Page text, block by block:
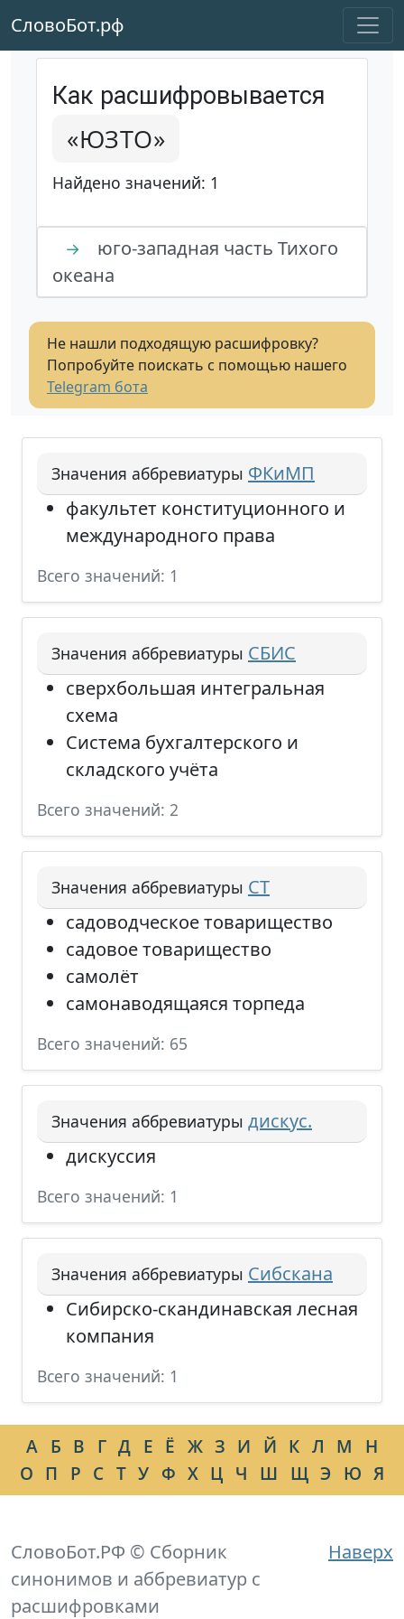
СловоБот.рф
Как расшифровывается
«ЮЗТО»
Найдено значений: 1
→
юго-западная часть Тихого
океана
Не нашли подходящую расшифровку?
Попробуйте поискать с помощью нашего
Telegram бота
Значения аббревиатуры ФКиМП
факультет конституционного и
международного права
Всего значений: 1
Значения аббревиатуры СБИС
сверхбольшая интегральная
схема
Система бухгалтерского и
складского учёта
Всего значений: 2
Значения аббревиатуры СТ
садоводческое товарищество
садовое товарищество
самолёт
самонаводящаяся торпеда
Всего значений: 65
Значения аббревиатуры дискус.
дискуссия
Всего значений: 1
Значения аббревиатуры Сибскана
Сибирско-скандинавская лесная
компания
Всего значений: 1
А Б В Г Д Е Ё Ж З И Й К Л М
Н
О П Р С Т У Ф Х Ц Ч Ш Щ Э Ю Я
Наверх
СловоБот.РФ © Сборник
синонимов и аббревиатур с
расшифровками